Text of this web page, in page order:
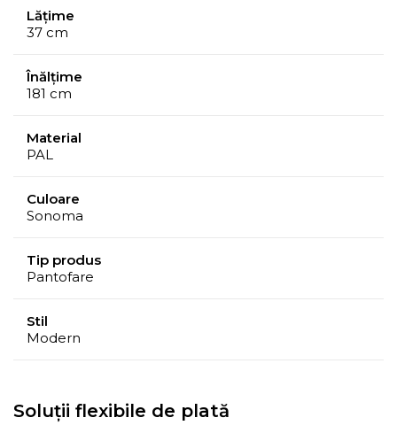
Lățime
37 cm
Înălțime
181 cm
Material
PAL
Culoare
Sonoma
Tip produs
Pantofare
Stil
Modern
Soluții flexibile de plată